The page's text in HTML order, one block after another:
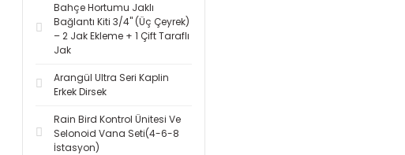
Bahçe Hortumu Jaklı
Bağlantı Kiti 3/4'' (Üç Çeyrek)
– 2 Jak Ekleme + 1 Çift Taraflı
Jak
Arangül Ultra Seri Kaplin
Erkek Dirsek
Rain Bird Kontrol Ünitesi Ve
Selonoid Vana Seti(4-6-8
İstasyon)